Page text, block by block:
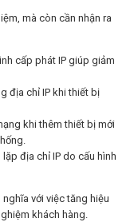
mà còn cần nhận ra
cấp phát IP giúp giảm
địa chỉ IP khi thiết bị
khi thêm thiết bị mới
địa chỉ IP do cấu hình
với việc tăng hiệu
khách hàng.